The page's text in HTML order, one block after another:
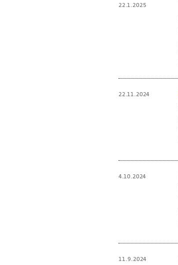
22.1.2025
22.11.2024
4.10.2024
11.9.2024